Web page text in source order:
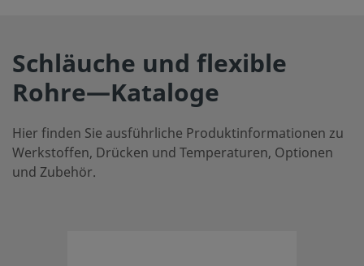
Schläuche und flexible
Rohre—Kataloge
Hier finden Sie ausführliche Produktinformationen zu
Werkstoffen, Drücken und Temperaturen, Optionen
und Zubehör.